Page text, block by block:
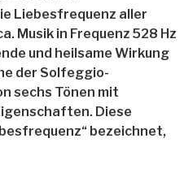
Liebesfrequenz aller
Musik in Frequenz 528 Hz
und heilsame Wirkung
der Solfeggio-
sechs Tönen mit
Diese
bezeichnet,